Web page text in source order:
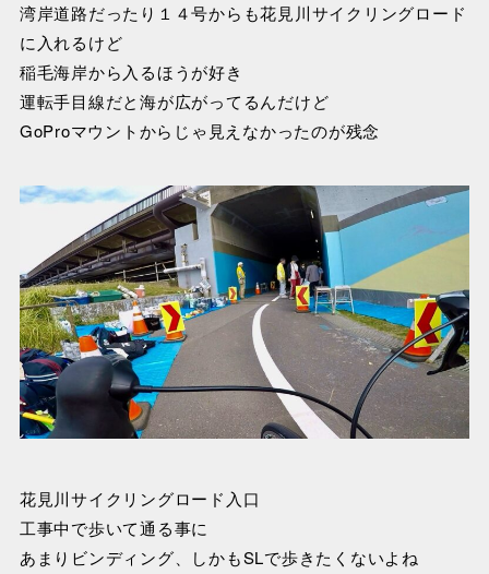
湾岸道路だったり１４号からも花見川サイクリングロード
に入れるけど
稲毛海岸から入るほうが好き
運転手目線だと海が広がってるんだけど
GoProマウントからじゃ見えなかったのが残念
花見川サイクリングロード入口
工事中で歩いて通る事に
あまりビンディング、しかもSLで歩きたくないよね